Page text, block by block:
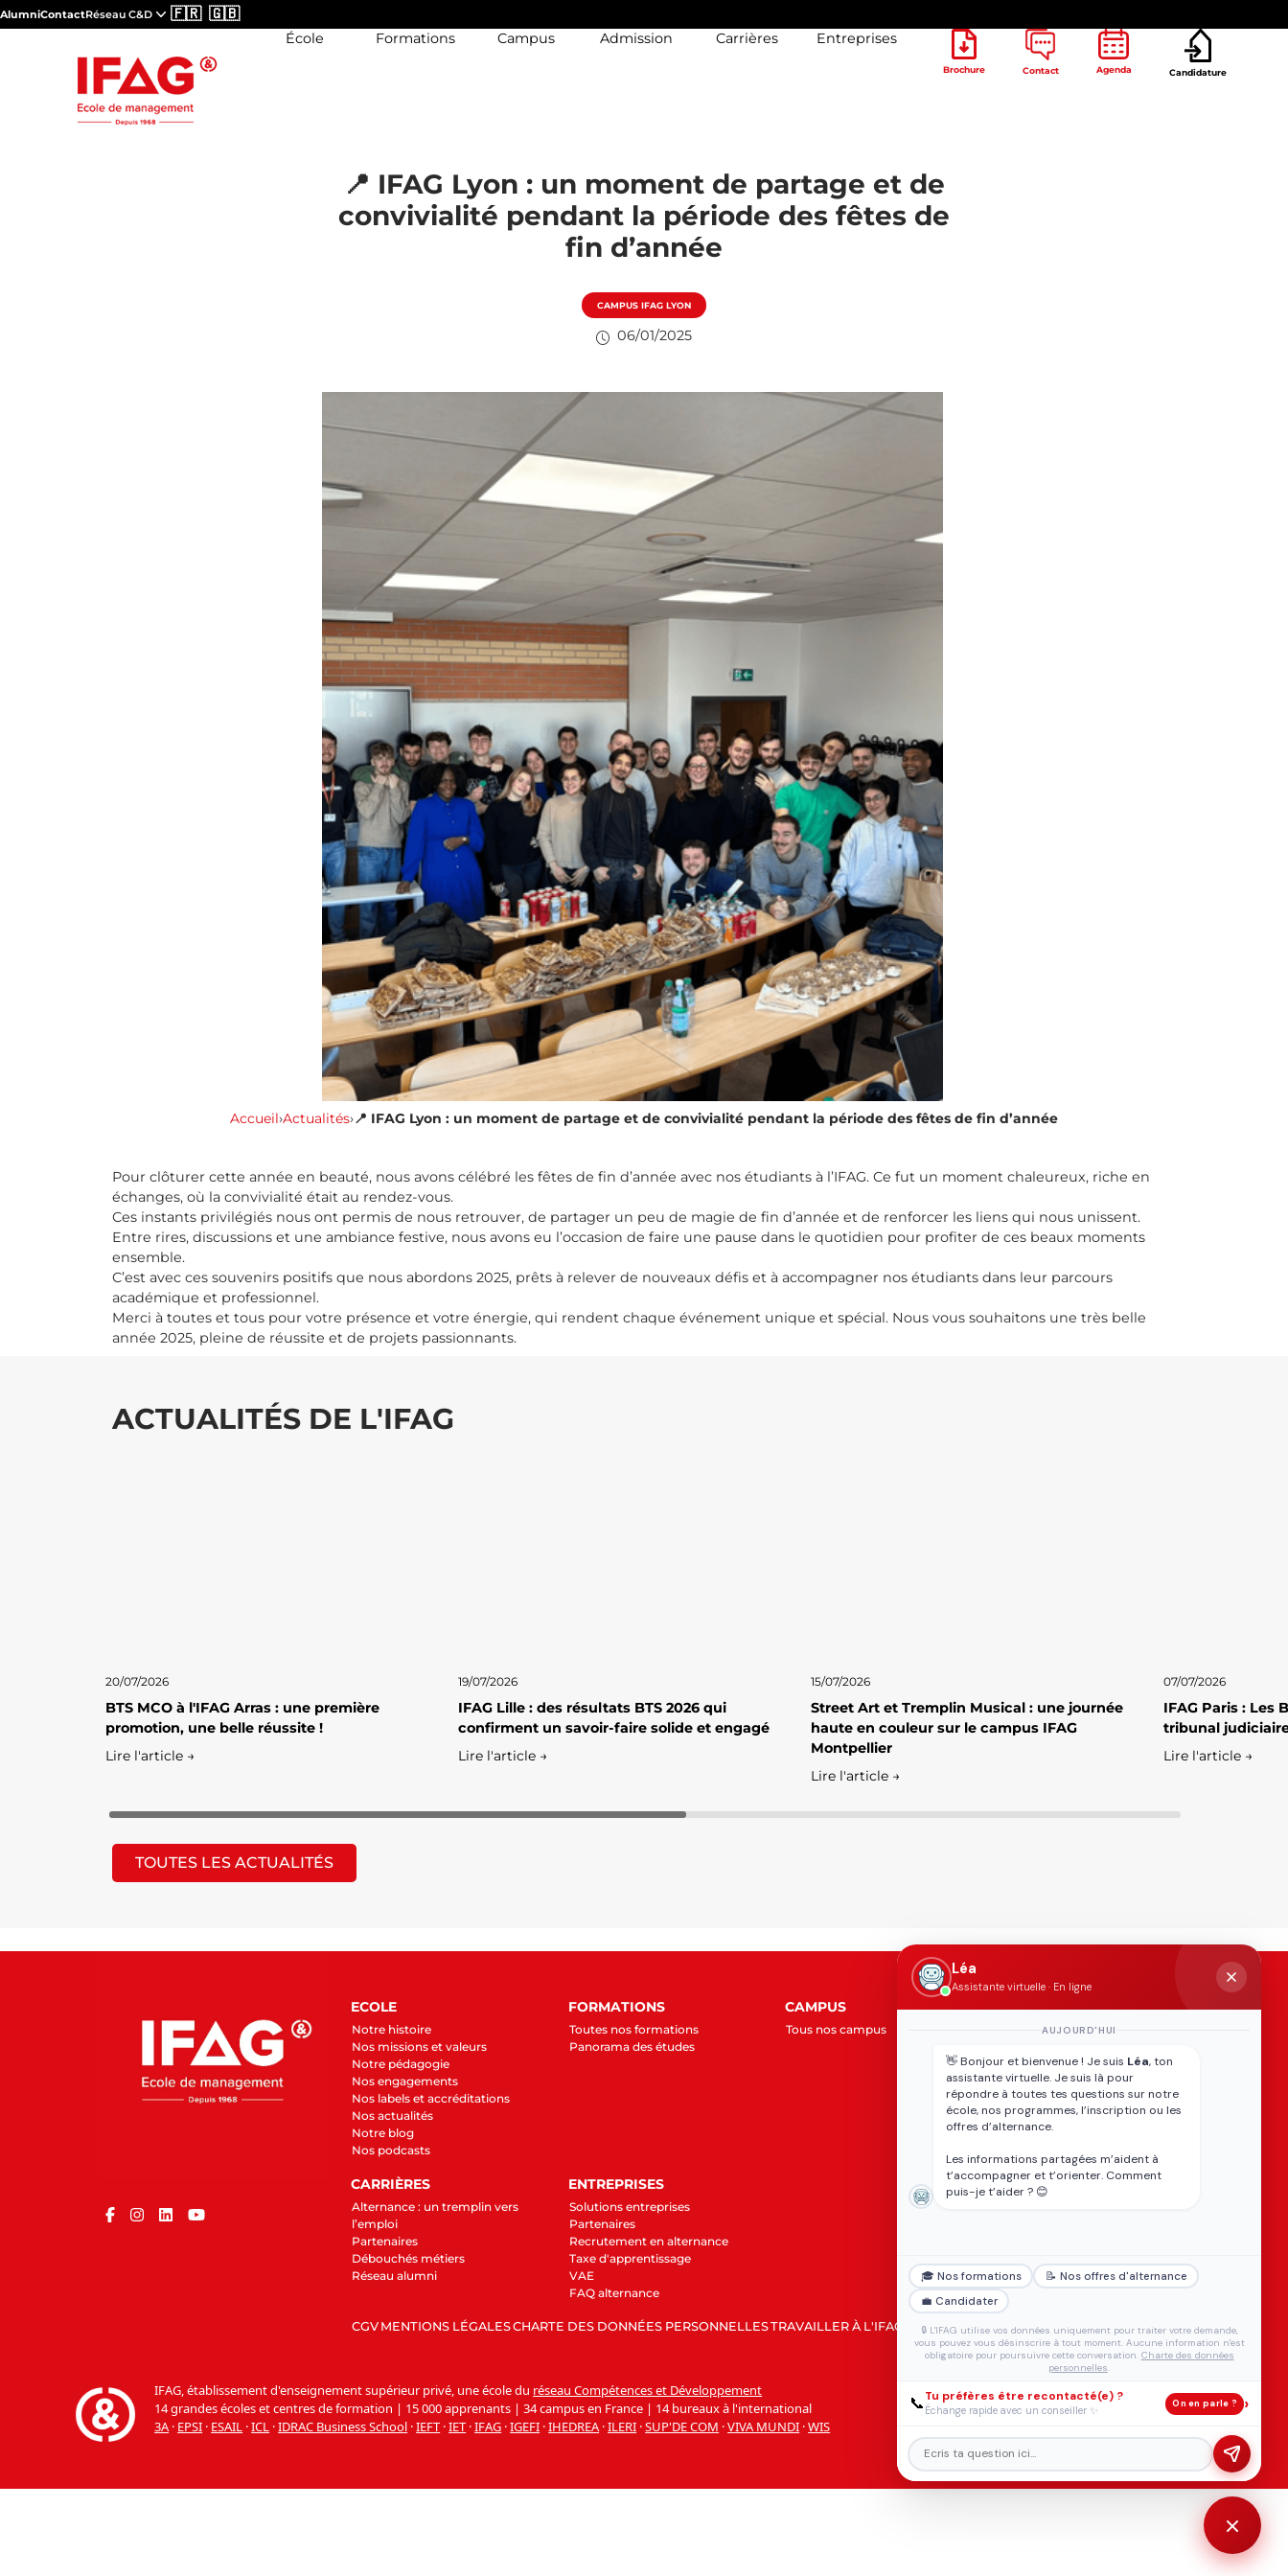
AlumniContactRéseau C&D 🇫🇷 🇬🇧
École Formations Campus Admission Carrières Entreprises
Brochure Contact Agenda Candidature
📍 IFAG Lyon : un moment de partage et de
convivialité pendant la période des fêtes de
fin d’année
CAMPUS IFAG LYON
06/01/2025
Accueil›Actualités›📍 IFAG Lyon : un moment de partage et de convivialité pendant la période des fêtes de fin d’année
Pour clôturer cette année en beauté, nous avons célébré les fêtes de fin d’année avec nos étudiants à l’IFAG. Ce fut un moment chaleureux, riche en
échanges, où la convivialité était au rendez-vous.
Ces instants privilégiés nous ont permis de nous retrouver, de partager un peu de magie de fin d’année et de renforcer les liens qui nous unissent.
Entre rires, discussions et une ambiance festive, nous avons eu l’occasion de faire une pause dans le quotidien pour profiter de ces beaux moments
ensemble.
C’est avec ces souvenirs positifs que nous abordons 2025, prêts à relever de nouveaux défis et à accompagner nos étudiants dans leur parcours
académique et professionnel.
Merci à toutes et tous pour votre présence et votre énergie, qui rendent chaque événement unique et spécial. Nous vous souhaitons une très belle
année 2025, pleine de réussite et de projets passionnants.
ACTUALITÉS DE L'IFAG
20/07/2026
BTS MCO à l'IFAG Arras : une première
promotion, une belle réussite !
Lire l'article →
19/07/2026
IFAG Lille : des résultats BTS 2026 qui
confirment un savoir-faire solide et engagé
Lire l'article →
15/07/2026
Street Art et Tremplin Musical : une journée
haute en couleur sur le campus IFAG
Montpellier
Lire l'article →
07/07/2026
IFAG Paris : Les
tribunal
Lire l'article →
TOUTES LES ACTUALITÉS
ECOLE
Notre histoire
Nos missions et valeurs
Notre pédagogie
Nos engagements
Nos labels et accréditations
Nos actualités
Notre blog
Nos podcasts
FORMATIONS
Toutes nos formations
Panorama des études
CAMPUS
Tous nos campus
ADMISSION
Conditions d'admission
internationaux
Tarifs et financement
Services aux apprenants
CARRIÈRES
Alternance : un tremplin vers
l’emploi
Partenaires
Débouchés métiers
Réseau alumni
ENTREPRISES
Solutions entreprises
Partenaires
Recrutement en alternance
Taxe d'apprentissage
VAE
FAQ alternance
CGV MENTIONS LÉGALESCHARTE DES DONNÉES PERSONNELLESTRAVAILLER À L'IFAG FORMULAIRE DE RÉCLAMATION
Léa
Assistante virtuelle · En ligne
AUJOURD'HUI
👋 Bonjour et bienvenue ! Je suis Léa, ton
assistante virtuelle. Je suis là pour
répondre à toutes tes questions sur notre
école, nos programmes, l’inscription ou les
offres d’alternance.
Les informations partagées m’aident à
t’accompagner et t’orienter. Comment
puis-je t’aider ? 😊
🎓 Nos formations
📝 Nos offres d'alternance
💼 Candidater
🔒 L'IFAG utilise vos données uniquement pour traiter votre demande,
vous pouvez vous désinscrire à tout moment. Aucune information n'est
obligatoire pour poursuivre cette conversation. Charte des données
personnelles.
📞Tu préfères être recontacté(e) ?
Échange rapide avec un conseiller ✨
On en parle ? ›